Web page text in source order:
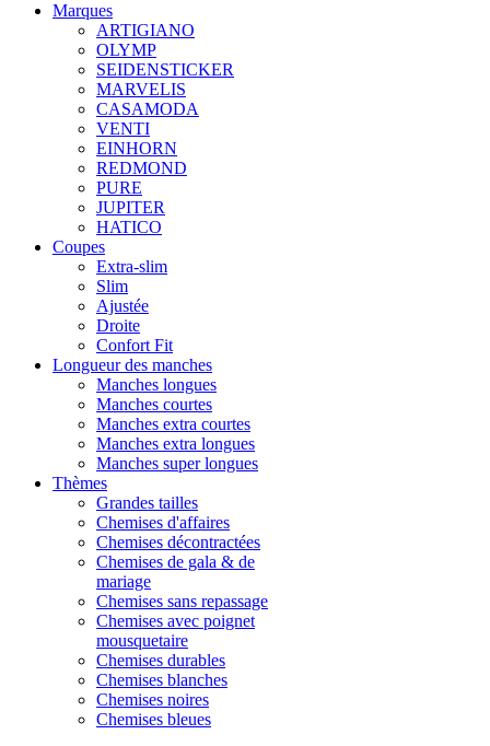
Marques
ARTIGIANO
OLYMP
SEIDENSTICKER
MARVELIS
CASAMODA
VENTI
EINHORN
REDMOND
PURE
JUPITER
HATICO
Coupes
Extra-slim
Slim
Ajustée
Droite
Confort Fit
Longueur des manches
Manches longues
Manches courtes
Manches extra courtes
Manches extra longues
Manches super longues
Thèmes
Grandes tailles
Chemises d'affaires
Chemises décontractées
Chemises de gala & de
mariage
Chemises sans repassage
Chemises avec poignet
mousquetaire
Chemises durables
Chemises blanches
Chemises noires
Chemises bleues